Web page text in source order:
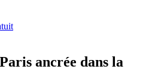
ancrée dans la